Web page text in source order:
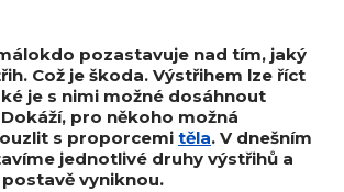
pozastavuje nad tím, jaký
Což je škoda. Výstřihem lze říct
je s nimi možné dosáhnout
pro někoho možná
s proporcemi těla. V dnešním
jednotlivé druhy výstřihů a
vyniknou.